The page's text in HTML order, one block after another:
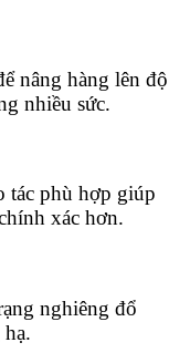
nâng hàng lên độ
nhiều sức.
tác phù hợp giúp
xác hơn.
nghiêng đổ